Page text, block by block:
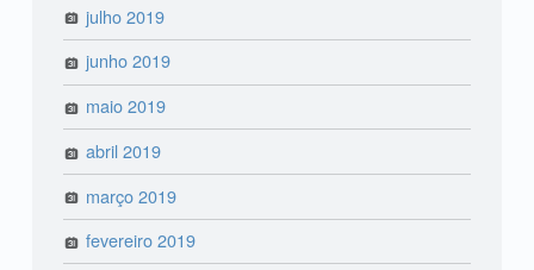
julho 2019
junho 2019
maio 2019
abril 2019
março 2019
fevereiro 2019